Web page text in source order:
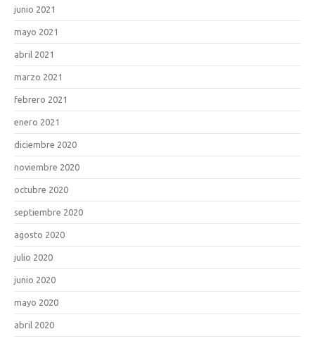
junio 2021
mayo 2021
abril 2021
marzo 2021
febrero 2021
enero 2021
diciembre 2020
noviembre 2020
octubre 2020
septiembre 2020
agosto 2020
julio 2020
junio 2020
mayo 2020
abril 2020